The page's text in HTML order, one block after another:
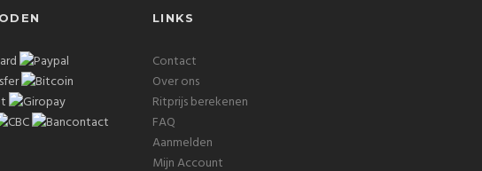
LINKS
Contact
Over ons
Ritprijs berekenen
FAQ
Aanmelden
Mijn Account